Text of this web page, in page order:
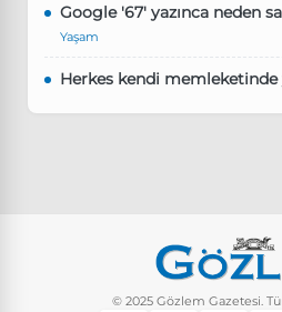
Google '67' yazınca neden
Yaşam
Herkes kendi memleketinde
Instagram’da keşfet nasıl
© 2025 Gözlem Gazetesi.